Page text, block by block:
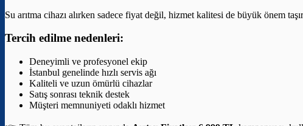
Su arıtma cihazı alırken sadece fiyat değil, hizmet kalitesi de büyük önem
Tercih edilme nedenleri:
Deneyimli ve profesyonel ekip
İstanbul genelinde hızlı servis ağı
Kaliteli ve uzun ömürlü cihazlar
Satış sonrası teknik destek
Müşteri memnuniyeti odaklı hizmet